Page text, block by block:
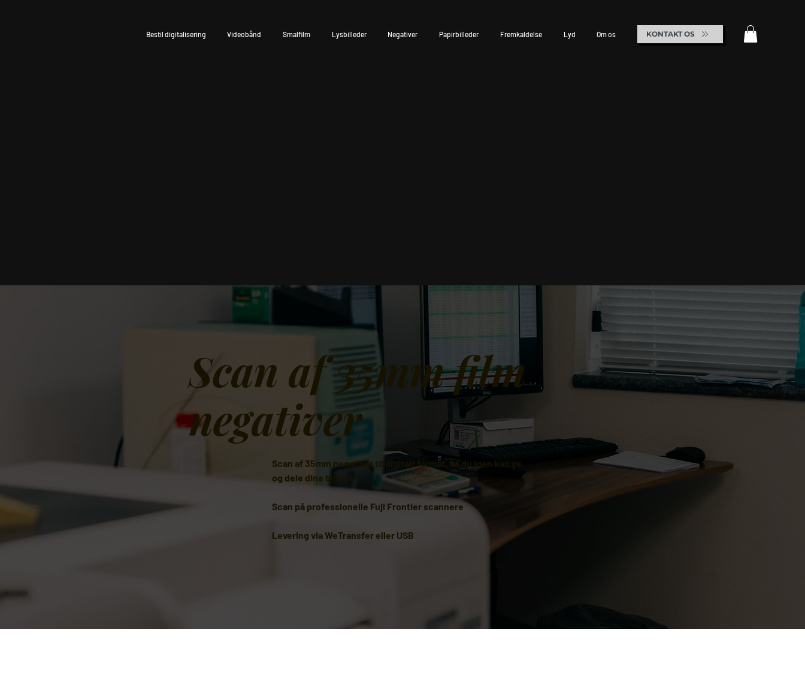
Bestil digitalisering Videobånd Smalfilm Lysbilleder Negativer Papirbilleder Fremkaldelse Lyd Om os KONTAKT OS
Scan af 35mm film
negativer
Scan af 35mm negativer til digitalt format, så du igen kan se
og dele dine billeder
Scan på professionelle Fuji Frontier scannere
Levering via WeTransfer eller USB